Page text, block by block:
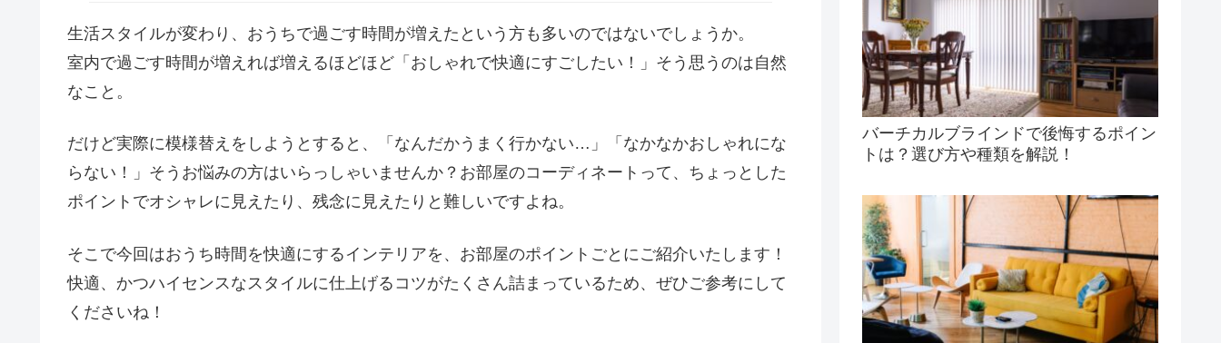
生活スタイルが変わり、おうちで過ごす時間が増えたという方も多いのではないでしょうか。
室内で過ごす時間が増えれば増えるほどほど「おしゃれで快適にすごしたい！」そう思うのは自然
なこと。
だけど実際に模様替えをしようとすると、「なんだかうまく行かない…」「なかなかおしゃれにな
らない！」そうお悩みの方はいらっしゃいませんか？お部屋のコーディネートって、ちょっとした
ポイントでオシャレに見えたり、残念に見えたりと難しいですよね。
そこで今回はおうち時間を快適にするインテリアを、お部屋のポイントごとにご紹介いたします！
快適、かつハイセンスなスタイルに仕上げるコツがたくさん詰まっているため、ぜひご参考にして
くださいね！
バーチカルブラインドで後悔するポイン
トは？選び方や種類を解説！